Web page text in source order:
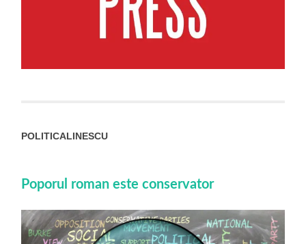
POLITICALINESCU
Poporul roman este conservator